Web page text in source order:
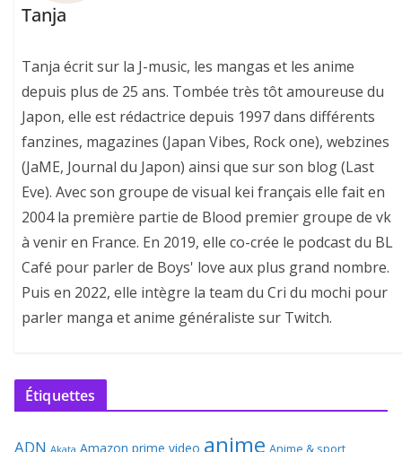
Tanja
Tanja écrit sur la J-music, les mangas et les anime
depuis plus de 25 ans. Tombée très tôt amoureuse du
Japon, elle est rédactrice depuis 1997 dans différents
fanzines, magazines (Japan Vibes, Rock one), webzines
(JaME, Journal du Japon) ainsi que sur son blog (Last
Eve). Avec son groupe de visual kei français elle fait en
2004 la première partie de Blood premier groupe de vk
à venir en France. En 2019, elle co-crée le podcast du BL
Café pour parler de Boys' love aux plus grand nombre.
Puis en 2022, elle intègre la team du Cri du mochi pour
parler manga et anime généraliste sur Twitch.
Étiquettes
ADN Akata Amazon prime video anime Anime & sport